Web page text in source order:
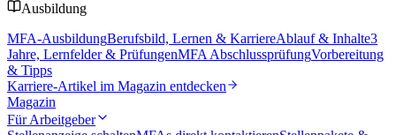
Ausbildung
MFA-AusbildungBerufsbild, Lernen & KarriereAblauf & Inhalte3
Jahre, Lernfelder & PrüfungenMFA AbschlussprüfungVorbereitung
& Tipps
Karriere-Artikel im Magazin entdecken
Magazin
Für Arbeitgeber